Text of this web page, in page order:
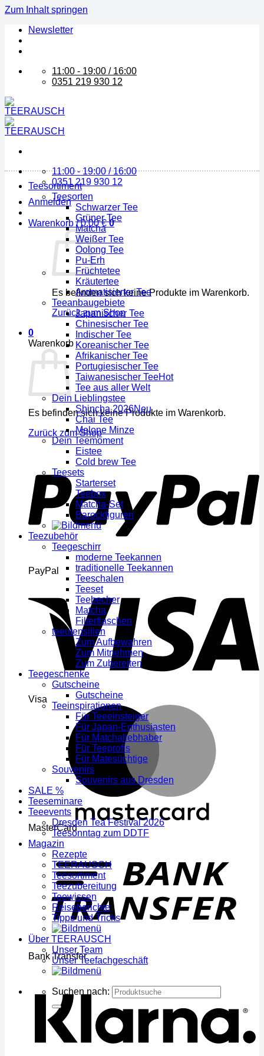
Zum Inhalt springen
Newsletter
11:00 - 19:00 / 16:00
0351 219 930 12
11:00 - 19:00 / 16:00
0351 219 930 12
Anmelden
Warenkorb /0,00€ 0
Es befinden sich keine Produkte im Warenkorb.
Zurück zum Shop
0
Warenkorb
Es befinden sich keine Produkte im Warenkorb.
Zurück zum Shop
PayPal
Visa
MasterCard
Bank Transfer
Teesortiment
Teesorten
Schwarzer Tee
Grüner Tee
Matcha
Weißer Tee
Oolong Tee
Pu-Erh
Früchtetee
Kräutertee
Aromatisierter Tee
Teeanbaugebiete
Japanischer Tee
Chinesischer Tee
Indischer Tee
Koreanischer Tee
Afrikanischer Tee
Portugiesischer Tee
Taiwanesischer Tee
Tee aus aller Welt
Dein Lieblingstee
Shincha 2026
Chai Tee
Melone Minze
Dein Teemoment
Eistee
Cold brew Tee
Teesets
Starterset
Teebox
Matcha-Set
Barockfiguren
Teezubehör
Teegeschirr
moderne Teekannen
traditionelle Teekannen
Teeschalen
Teeset
Teebecher
Matcha
Filterflaschen
teeutensilien
Zum Aufbewahren
Zum Mitnehmen
Zum Zubereiten
Teegeschenke
Gutscheine
Gutscheine
Teeinspirationen
Für Teeeinsteiger
Für Japan-Enthusiasten
Für Matchaliebhaber
Für Teeprofis
Für Matesüchtige
Souvenirs
Souvenirs aus Dresden
SALE %
Teeseminare
Teeevents
Dresden Tea Festival 2026
Teesonntag zum DDTF
Magazin
Rezepte
TEERAUSCH
Teesortiment
Teezubereitung
Teewissen
Reiseberichte
Tipps und Tricks
Über TEERAUSCH
Unser Team
Unser Teefachgeschäft
Suchen nach: